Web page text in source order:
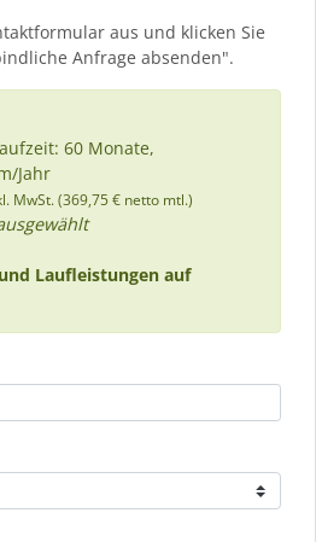
aus und klicken Sie
Anfrage absenden".
60 Monate,
Jahr
MwSt. (369,75 € netto mtl.)
Laufleistungen auf